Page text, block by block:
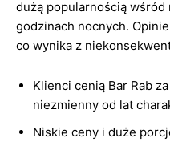
dużą popularnością
godzinach nocnych.
co wynika z
Klienci cenią Bar Rab
niezmienny od lat
Niskie ceny i duże